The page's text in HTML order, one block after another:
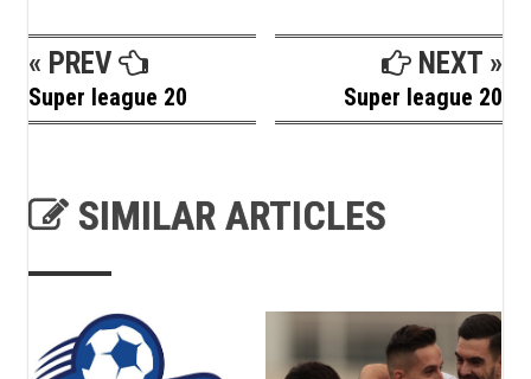
« PREV
Super league 20
NEXT »
Super league 20
SIMILAR ARTICLES